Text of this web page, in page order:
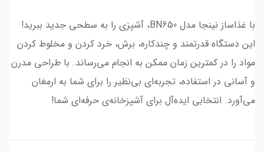
با غذاساز نینجا مدل BN650، آشپزی را به سطحی جدید ببرید!
این دستگاه قدرتمند و چندکاره، برش، خرد کردن و مخلوط کردن
مواد را در کمترین زمان ممکن به انجام می‌رساند. با طراحی مدرن
و آسانی در استفاده، تجربه‌ای بی‌نظیر را برای شما به ارمغان
می‌آورد. انتخابی ایده‌آل برای آشپزخانه‌ی حرفه‌ای شما!